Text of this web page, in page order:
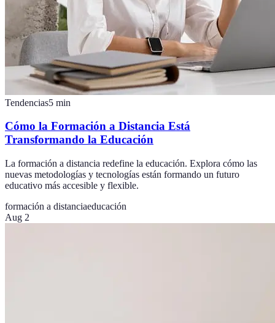
Tendencias5 min
Cómo la Formación a Distancia Está
Transformando la Educación
La formación a distancia redefine la educación. Explora cómo las
nuevas metodologías y tecnologías están formando un futuro
educativo más accesible y flexible.
formación a distanciaeducación
Aug 2